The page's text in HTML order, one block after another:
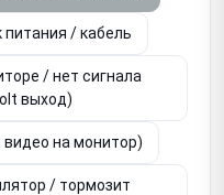
/ кабель
/ нет сигнала
выход)
видео на монитор)
/ тормозит